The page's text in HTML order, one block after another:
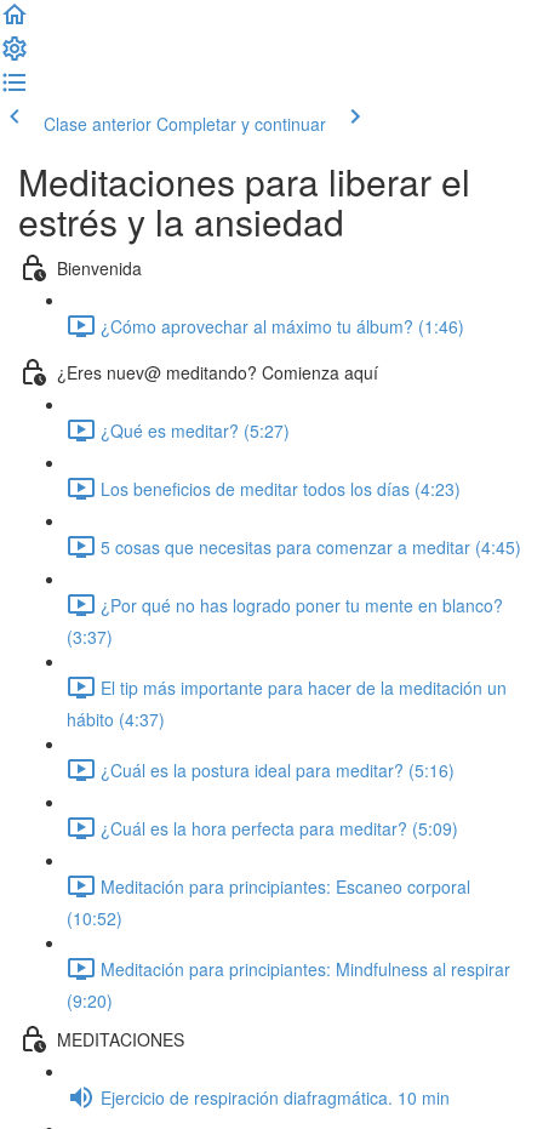
Clase anterior Completar y continuar
Meditaciones para liberar el
estrés y la ansiedad
Bienvenida
¿Cómo aprovechar al máximo tu álbum? (1:46)
¿Eres nuev@ meditando? Comienza aquí
¿Qué es meditar? (5:27)
Los beneficios de meditar todos los días (4:23)
5 cosas que necesitas para comenzar a meditar (4:45)
¿Por qué no has logrado poner tu mente en blanco?
(3:37)
El tip más importante para hacer de la meditación un
hábito (4:37)
¿Cuál es la postura ideal para meditar? (5:16)
¿Cuál es la hora perfecta para meditar? (5:09)
Meditación para principiantes: Escaneo corporal
(10:52)
Meditación para principiantes: Mindfulness al respirar
(9:20)
MEDITACIONES
Ejercicio de respiración diafragmática. 10 min